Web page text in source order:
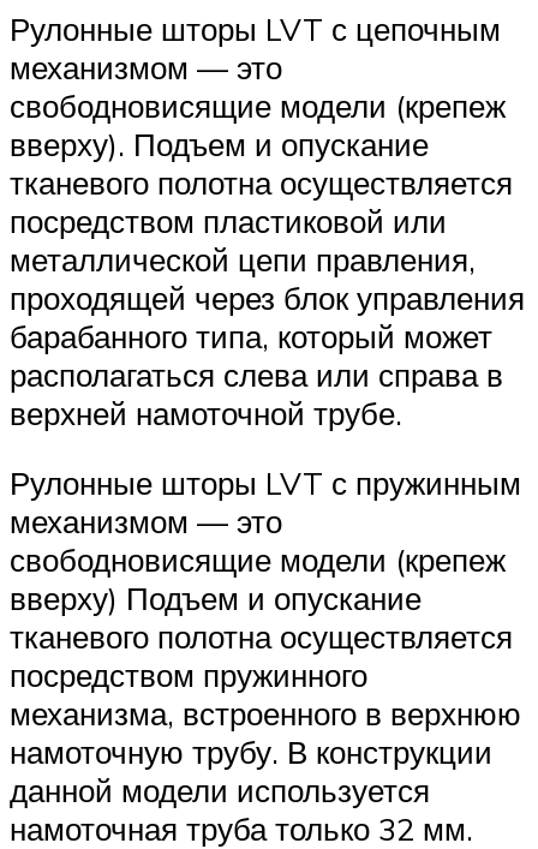
Рулонные шторы LVT с цепочным
механизмом — это
свободновисящие модели (крепеж
вверху). Подъем и опускание
тканевого полотна осуществляется
посредством пластиковой или
металлической цепи правления,
проходящей через блок управления
барабанного типа, который может
располагаться слева или справа в
верхней намоточной трубе.
Рулонные шторы LVT с пружинным
механизмом — это
свободновисящие модели (крепеж
вверху) Подъем и опускание
тканевого полотна осуществляется
посредством пружинного
механизма, встроенного в верхнюю
намоточную трубу. В конструкции
данной модели используется
намоточная труба только 32 мм.